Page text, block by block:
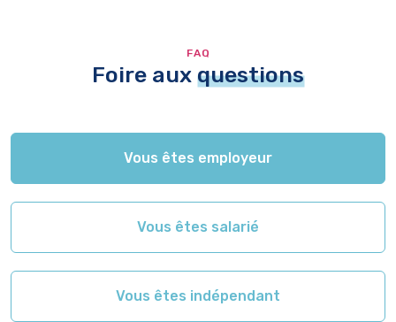
FAQ
Foire aux questions
Vous êtes employeur
Vous êtes salarié
Vous êtes indépendant